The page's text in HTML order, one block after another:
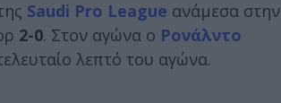
Saudi Pro League ανάμεσα στην
2-0. Στον αγώνα ο Ρονάλντο
λεπτό του αγώνα.